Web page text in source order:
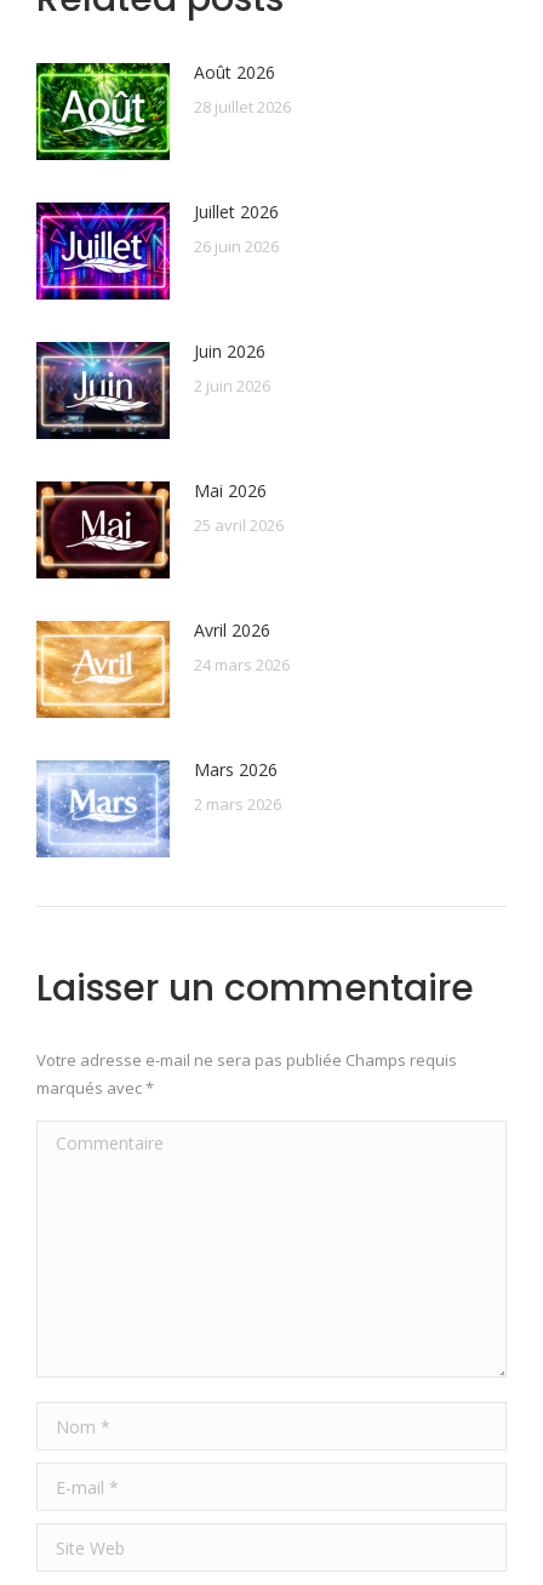
Août 2026
28 juillet 2026
Juillet 2026
26 juin 2026
Juin 2026
2 juin 2026
Mai 2026
25 avril 2026
Avril 2026
24 mars 2026
Mars 2026
2 mars 2026
Laisser un commentaire
Votre adresse e-mail ne sera pas publiée Champs requis
marqués avec*
Commentaire
Nom *
E-mail *
Site Web